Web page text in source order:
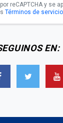
reCAPTCHA y se
Términos de servicio
EN: